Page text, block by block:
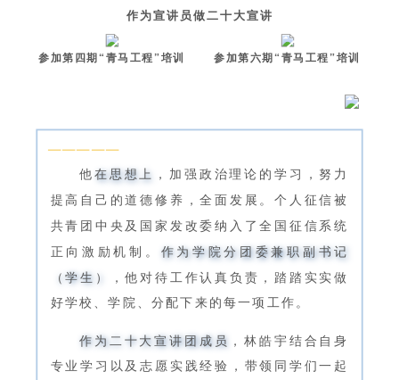
作为宣讲员做二十大宣讲
参加第四期“青马工程”培训 参加第六期“青马工程”培训
—————
他在思想上 ，加强政治理论的学习，努力
提高自己的道德修养，全面发展。个人征信被
共青团中央及国家发改委纳入了全国征信系统
正向激励机制。 作为学院分团委兼职副书记
（学生）
，他对待工作认真负责，踏踏实实做
好学校、学院、分配下来的每一项工作。
作为二十大宣讲团成员 ，林皓宇结合自身
专业学习以及志愿实践经验，带领同学们一起